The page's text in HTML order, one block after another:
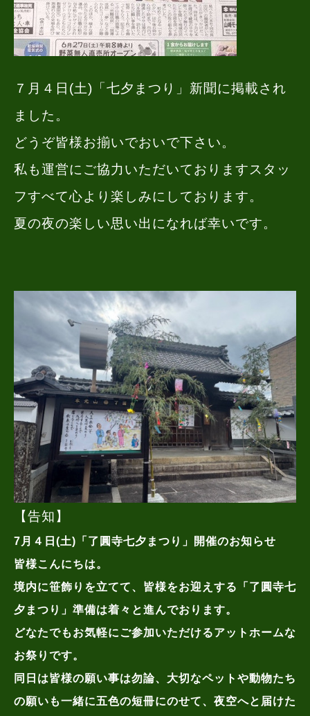
７月４日(土)「七夕まつり」新聞に掲載され
ました。
どうぞ皆様お揃いでおいで下さい。
私も運営にご協力いただいておりますスタッ
フすべて心より楽しみにしております。
夏の夜の楽しい思い出になれば幸いです。
【告知】
7月４日(土)「了圓寺七夕まつり」開催のお知らせ
皆様こんにちは。
境内に笹飾りを立てて、皆様をお迎えする「了圓寺七
夕まつり」準備は着々と進んでおります。
どなたでもお気軽にご参加いただけるアットホームな
お祭りです。
同日は皆様の願い事は勿論、大切なペットや動物たち
の願いも一緒に五色の短冊にのせて、夜空へと届けた